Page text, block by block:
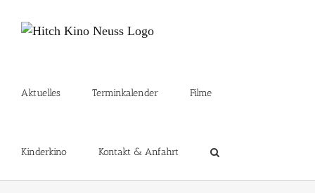
Inhalt
Aktuelles Terminkalender Filme
Kinderkino Kontakt & Anfahrt